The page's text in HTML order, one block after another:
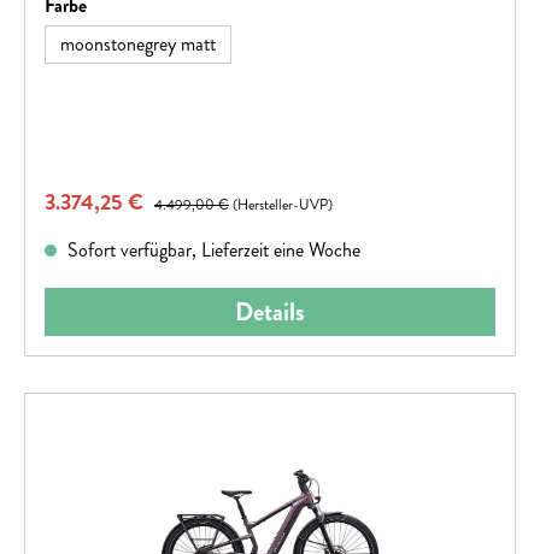
Farbe
moonstonegrey matt
Verkaufspreis:
3.374,25 € Regulärer Preis:
4.499,00 €(Hersteller-UVP)
Sofort verfügbar, Lieferzeit eine Woche
Details